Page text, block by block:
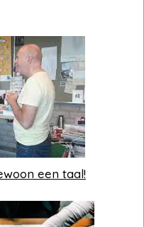
een taal!